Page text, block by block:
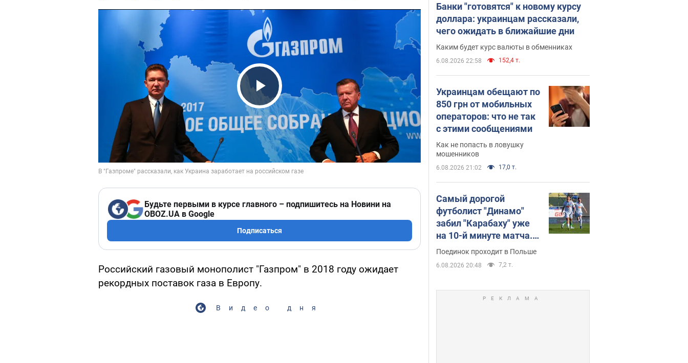
Play Video
Будьте первыми в курсе главного – подпишитесь на Новини на
OBOZ.UA в Google
Подписаться
Российский газовый монополист "Газпром" в 2018 году ожидает
рекордных поставок газа в Европу.
Видео дня
Банки "готовятся" к новому курсу
доллара: украинцам рассказали,
чего ожидать в ближайшие дни
Каким будет курс валюты в обменниках
6.08.2026 22:58 152,4 т.
Украинцам обещают по
850 грн от мобильных
операторов: что не так
с этими сообщениями
Как не попасть в ловушку
мошенников
6.08.2026 21:02 17,0 т.
Самый дорогой
футболист "Динамо"
забил "Карабаху" уже
на 10-й минуте матча.
Видео
Поединок проходит в Польше
6.08.2026 20:48 7,2 т.